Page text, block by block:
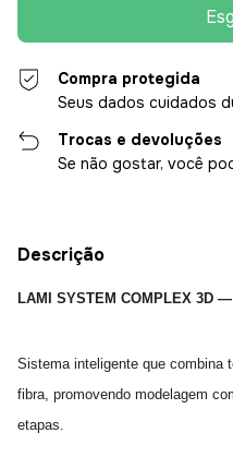
Compra protegida
Seus dados cuidados
Trocas e devoluções
Se não gostar, você
Descrição
LAMI SYSTEM COMPLEX 3D
Sistema inteligente que combina
fibra, promovendo modelagem
etapas.